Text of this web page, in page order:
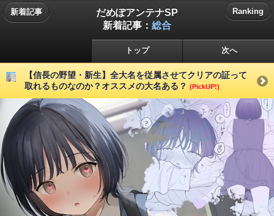
新着記事
だめぽアンテナSP
新着記事： 総合
Ranking
トップ 次へ
【信長の野望・新生】全大名を従属させてクリアの証って
取れるものなのか？オススメの大名ある？ (PickUP!)